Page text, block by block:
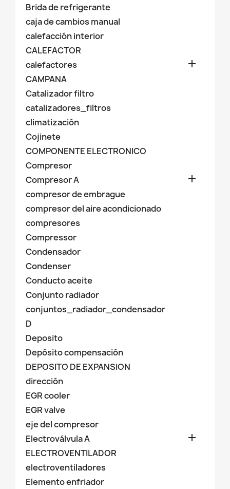
Brida de refrigerante
caja de cambios manual
calefacción interior
CALEFACTOR
calefactores

CAMPANA
Catalizador filtro
catalizadores_filtros
climatización
Cojinete
COMPONENTE ELECTRONICO
Compresor
Compresor A

compresor de embrague
compresor del aire acondicionado
compresores
Compressor
Condensador
Condenser
Conducto aceite
Conjunto radiador
conjuntos_radiador_condensador
D
Deposito
Depósito compensación
DEPOSITO DE EXPANSION
dirección
EGR cooler
EGR valve
eje del compresor
Electroválvula A

ELECTROVENTILADOR
electroventiladores
Elemento enfriador